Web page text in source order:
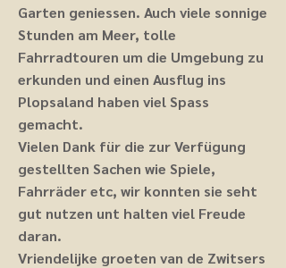
Garten geniessen. Auch viele sonnige
Stunden am Meer, tolle
Fahrradtouren um die Umgebung zu
erkunden und einen Ausflug ins
Plopsaland haben viel Spass
gemacht.
Vielen Dank für die zur Verfügung
gestellten Sachen wie Spiele,
Fahrräder etc, wir konnten sie seht
gut nutzen unt halten viel Freude
daran.
Vriendelijke groeten van de Zwitsers